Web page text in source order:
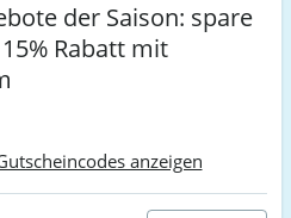
der Saison: spare
Rabatt mit
anzeigen